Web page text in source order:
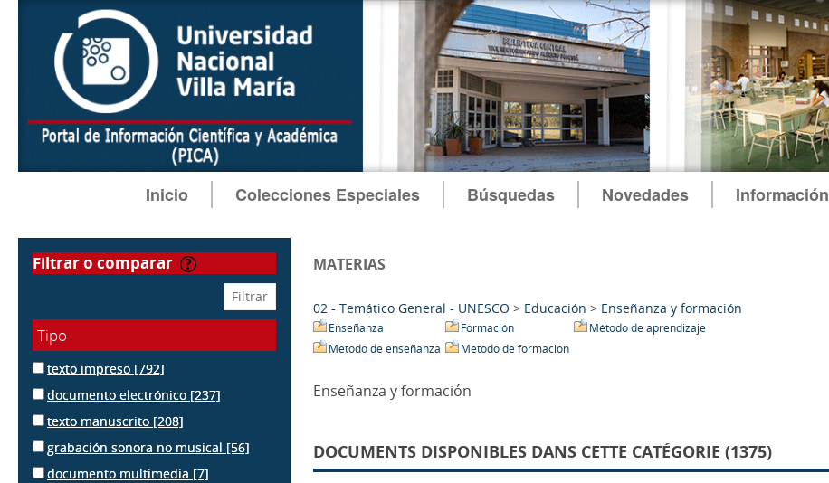
Inicio Colecciones Especiales Búsquedas Novedades Información
filtrar o comparar
Tipo
texto impreso [792]
documento electrónico [237]
texto manuscrito [208]
grabación sonora no musical [56]
documento multimedia [7]
MATERIAS
02 - Temático General - UNESCO > Educación > Enseñanza y formación
Enseñanza Formación
Método de aprendizaje
Método de enseñanza
Método de formación
Enseñanza y formación
DOCUMENTS DISPONIBLES DANS CETTE CATÉGORIE (1375)